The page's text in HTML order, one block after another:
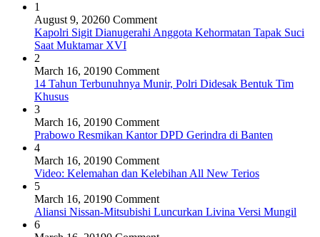
1
August 9, 20260 Comment
Kapolri Sigit Dianugerahi Anggota Kehormatan Tapak Suci
Saat Muktamar XVI
2
March 16, 20190 Comment
14 Tahun Terbunuhnya Munir, Polri Didesak Bentuk Tim
Khusus
3
March 16, 20190 Comment
Prabowo Resmikan Kantor DPD Gerindra di Banten
4
March 16, 20190 Comment
Video: Kelemahan dan Kelebihan All New Terios
5
March 16, 20190 Comment
Aliansi Nissan-Mitsubishi Luncurkan Livina Versi Mungil
6